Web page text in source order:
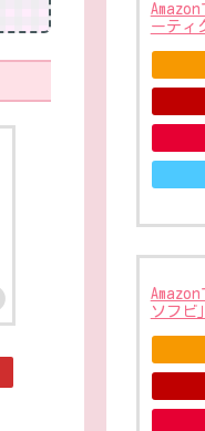
ーティ
ソフビ